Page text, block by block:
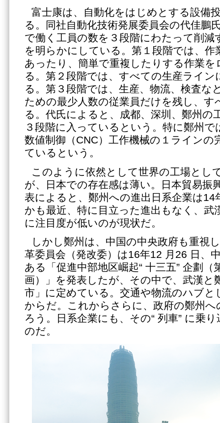
富士康は、自動化をはじめとする設備
る。同社自動化技術発展委員会の代佳鵬
で働く工員の数を３段階にわたって削減
を明らかにしている。第１段階では、作
あったり、簡単で重複したりする作業
る。第２段階では、すべての生産ライ
る。第３段階では、生産、物流、検査な
ための最少人数の従業員だけを残し、す
る。代氏によると、成都、深圳、鄭州の
３段階に入っているという。特に鄭州
数値制御（CNC）工作機械の１ラインの
ているという。
このように依然として世界の工場とし
が、日本での存在感は薄い。日本貿易振
表によると、鄭州への進出日系企業は14
かも最近、特に目立った進出もなく、武
に注目度が低いのが現状だ。
しかし鄭州は、中国の中央政府も重視
革委員会（発改委）は16年12 月26 日、
ある「促進中部地区崛起“ 十三五” 企劃（
画）」を発表したが、その中で、武漢と
市」に定めている。交通や物流のハブと
からだ。これからさらに、政府の鄭州
ろう。日系企業にも、その“ 列車” に乗
のだ。